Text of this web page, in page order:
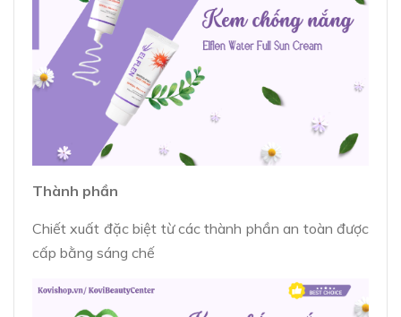
Thành phần
Chiết xuất đặc biệt từ các thành phần an toàn được
cấp bằng sáng chế